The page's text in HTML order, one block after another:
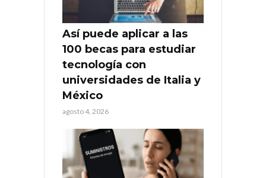
Así puede aplicar a las
100 becas para estudiar
tecnología con
universidades de Italia y
México
agosto 4, 2026